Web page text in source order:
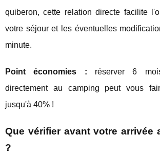
quiberon, cette relation directe facilite
votre séjour et les éventuelles
minute.
Point économies : réserver 6
directement au camping peut vous
jusqu'à 40% !
Que vérifier avant votre arrivée
?